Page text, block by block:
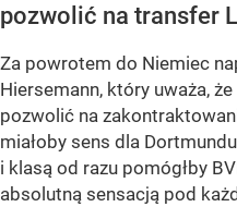
pozwolić na transfer
Za powrotem do Niemiec
Hiersemann, który uważa,
pozwolić na
miałoby sens dla
i klasą od razu pomógłby
absolutną sensacją pod